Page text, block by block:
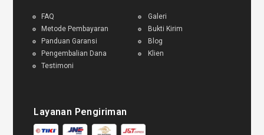
FAQ
Metode Pembayaran
Panduan Garansi
Pengembalian Dana
Testimoni
Galeri
Bukti Kirim
Blog
Klien
Layanan Pengiriman